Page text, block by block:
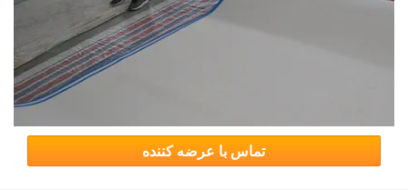
تماس با عرضه کننده